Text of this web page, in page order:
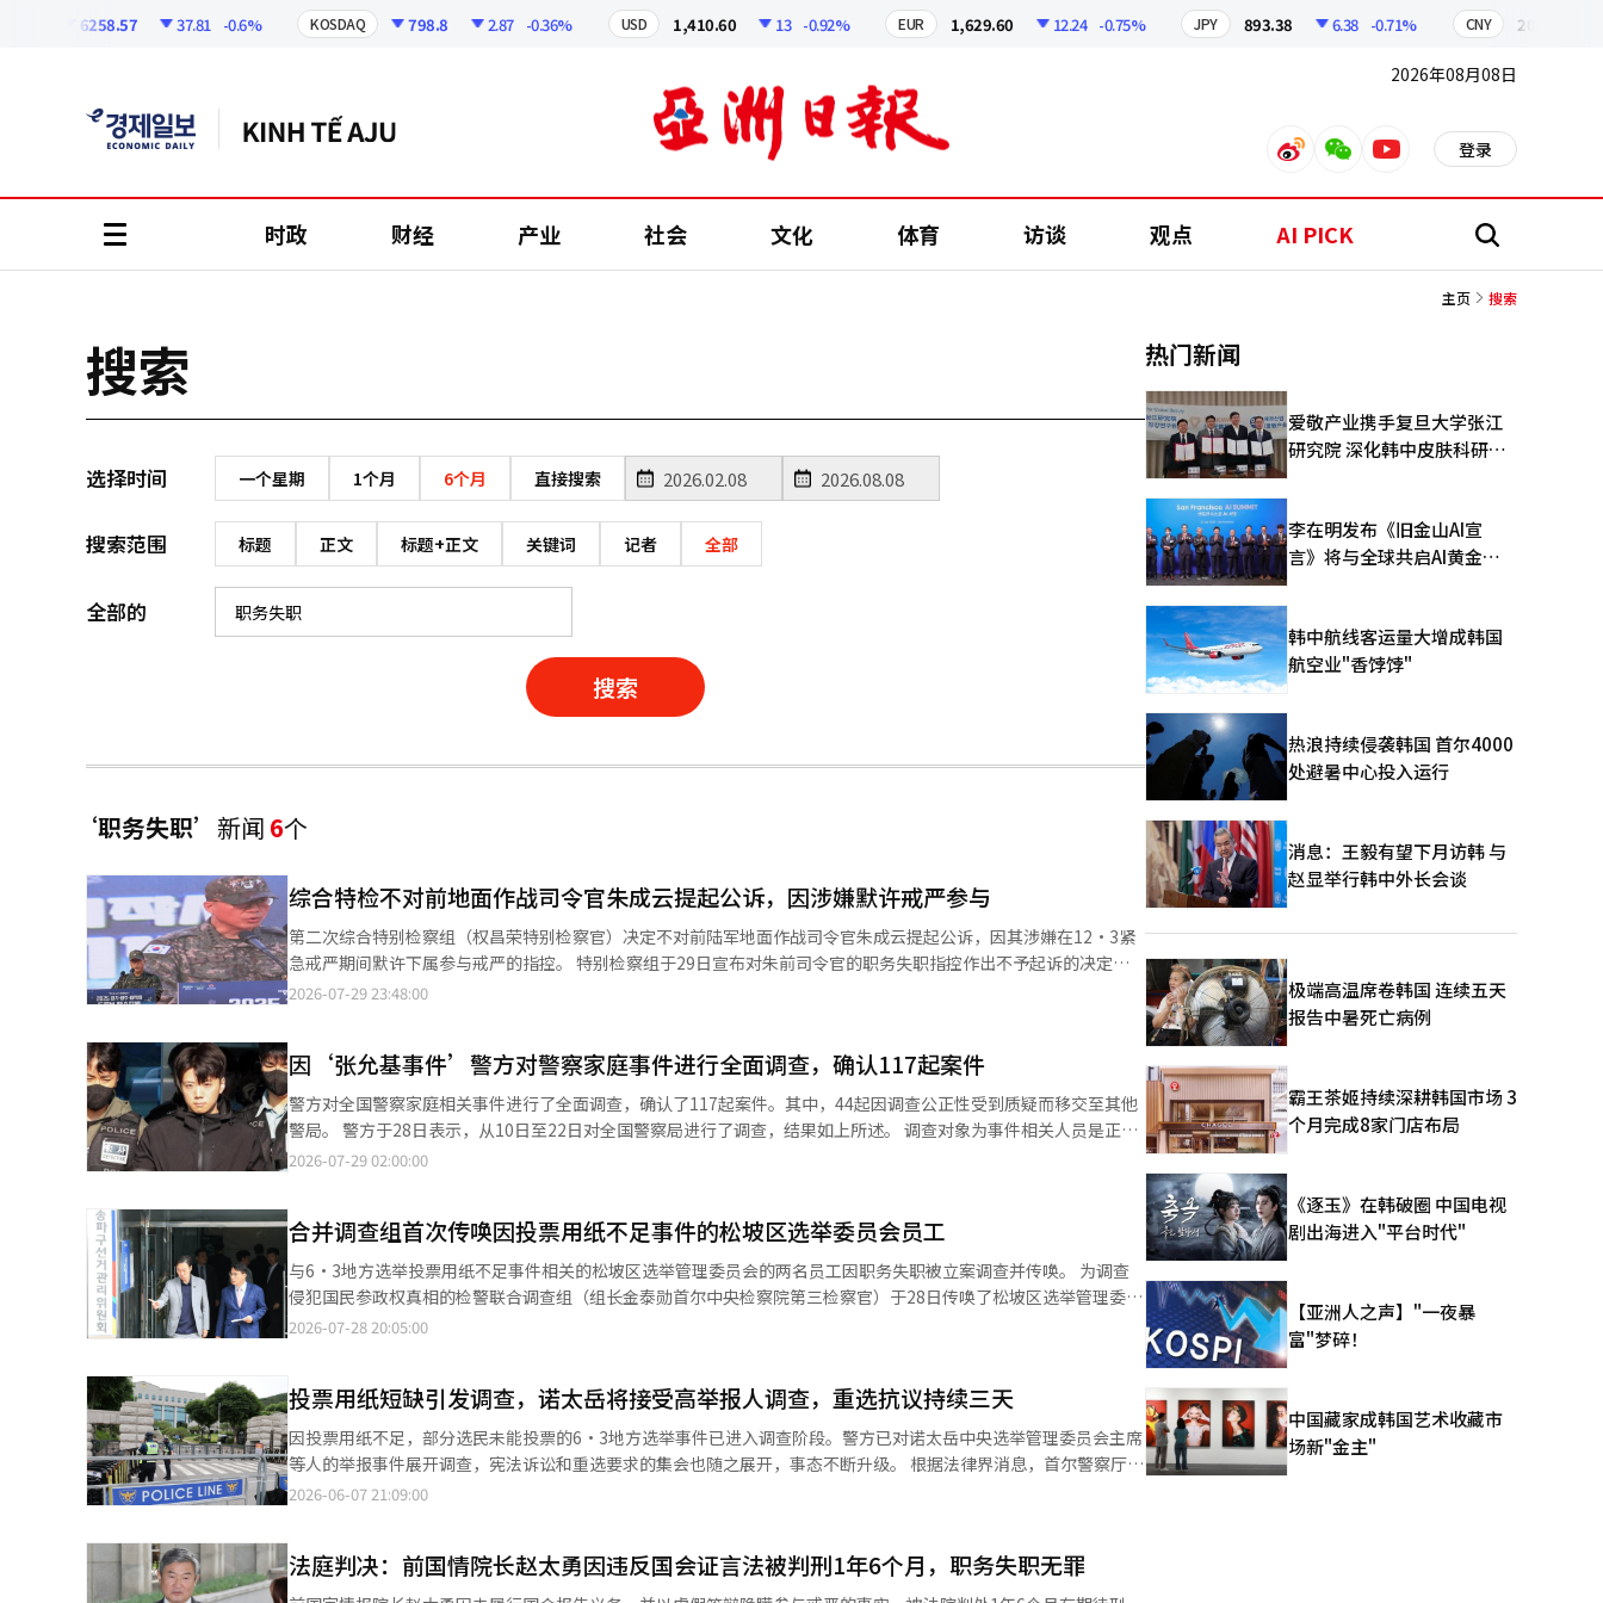
6258.57 37.81 -0.6% KOSDAQ 798.8 2.87 -0.36% USD 1,410.60 13 -0.92% EUR 1,629.60 12.24 -0.75% JPY 893.38 6.38 -0.71% CNY 209.17
2026年08月08日
weiboweixinyoutube 登录
时政 财经 产业 社会 文化 体育 访谈 观点 AI PICK 搜
主页 搜索
搜索
选择时间 一个星期 1个月 6个月 直接搜索
搜索范围 标题 正文 标题+正文 关键词 记者 全部
全部的
搜索
‘职务失职’ 新闻 6个
综合特检不对前地面作战司令官朱成云提起公诉，因涉嫌默许戒严参与
第二次综合特别检察组（权昌荣特别检察官）决定不对前陆军地面作战司令官朱成云提起公诉，因其涉嫌在12·3紧
急戒严期间默许下属参与戒严的指控。 特别检察组于29日宣布对朱前司令官的职务失职指控作出不予起诉的决定，
具体的处理理由未予公开。 朱前司令官在紧急戒严期间担任陆军第一军团长，曾被指控事先知晓或默许其直属下属具
假，待命于京畿道成南市的情报司部队。 国防部基于朱前司令官与具前旅长的联系，于今年2月将其排除在职务之外
并请求调查。随后，国防部认为朱前司令官未劝阻具前旅长参与戒严的行为违反了诚实义务，并于本月对其处以两个
月的停职处分。 根据规定，未能在一定期限内获得职务的将被退役，朱前司令官于本月14日离开军队。※ 本报道经
人工智能（AI）系统翻译与编辑。
2026-07-29 23:48:00
因‘张允基事件’警方对警察家庭事件进行全面调查，确认117起案件
警方对全国警察家庭相关事件进行了全面调查，确认了117起案件。其中，44起因调查公正性受到质疑而移交至其他
警局。 警方于28日表示，从10日至22日对全国警察局进行了调查，结果如上所述。 调查对象为事件相关人员是正在
调查或立案前调查的警察局中警察的配偶或直系亲属的情况。 即使该警察目前不在相关警局工作，但如果在过去三年
警察厅负责，而非基层警局。 此次全面调查是因光州高中生杀人案被告张允基的父亲为现职警察的事实被披露，以及
在案件调查过程中出现的失职、隐瞒及警察内部勾结的疑虑而采取的后续措施。 负责张允基案件的光州光山区警察局
前调查组长朴某因涉嫌证据毁灭、职务失职、泄露公务机密、滥用职权等罪名被逮捕。检察院于24日延长了朴某的拘
留期限十天，以继续调查。最终的罪名将由今后的审判决定。 警方在此事件后启动了全国范围的检查，以防止警察及
其家庭相关事件中的利益冲突。代理警察厅长柳在成于10日就张允基事件向公众道歉，并表示将推动警察调查的改革
所工作的A警官立案。A警官因知晓其十几岁的儿子非法拍摄教师的事实而销毁手机等证据物品。警方正在对此事件进
行正式调查。 警方计划根据此次调查结果，制定能够对警察家庭相关事件进行常态化管理的运营方案。 警方相关人
士表示：“我们将根据全面调查结果，制定能够对警察家庭事件进行常态化管理的运营方案。”※ 本报道经人工智能
（AI）系统翻译与编辑。
2026-07-29 02:00:00
合并调查组首次传唤因投票用纸不足事件的松坡区选举委员会员工
与6·3地方选举投票用纸不足事件相关的松坡区选举管理委员会的两名员工因职务失职被立案调查并传唤。 为调查
侵犯国民参政权真相的检警联合调查组（组长金泰勋首尔中央检察院第三检察官）于28日传唤了松坡区选举管理委员
会的选举负责人A某和选举一科长B某，以职务失职嫌疑的身份进行调查。 A某等人被指控在特定投票站可能发生投票
查。 此前，联合调查组已对被举报的选举委员会相关人员以嫌疑人身份进行了调查。 联合调查组还发现松坡区选举
管理委员会下属投票站存在同一投票纸序列号重复记录的情况，并正在进行调查。 当天还计划对前中央选举委员会委
员长罗泰岳等人的“出国公干嫌疑”进行两名中央选举委员会相关人员的证人调查。 与“投票率等统计数据造假事
件”相关的中央选举委员会服务器的搜查也在继续进行中。 联合调查组发现，在上次地方选举中，负责地区投票站管
理的选举委员会实务人员为掩盖投票人数输入错误，擅自修改了选举管理系统的统计数据。 他们在发生输入错误时，
23日起对京畿道果川市中央选举委员会及松坡区、江南区、西大门区选举委员会等进行了搜查，以获取相关资料。※
本报道经人工智能（AI）系统翻译与编辑。
2026-07-28 20:05:00
投票用纸短缺引发调查，诺太岳将接受高举报人调查，重选抗议持续三天
因投票用纸不足，部分选民未能投票的6·3地方选举事件已进入调查阶段。警方已对诺太岳中央选举管理委员会主席
等人的举报事件展开调查，宪法诉讼和重选要求的集会也随之展开，事态不断升级。 根据法律界消息，首尔警察厅广
域调查队将于8日早上9时30分开始对市民生活对策委员会（市民委）相关人员进行诺主席等人的举报人调查。 市民
治民主化无穷花俱乐部等六个团体通过国民信箱向警方国家调查总部提交了举报材料。这些团体将中央选举委员会的
八名委员全部列为举报对象。 警方目前正集中进行法律审查。由于投票用纸不足的情况较为罕见，警方正在研究相关
2026-06-07 21:09:00
法庭判决：前国情院长赵太勇因违反国会证言法被判刑1年6个月，职务失职无罪
热门新闻
爱敬产业携手复旦大学张江
研究院 深化韩中皮肤科研合
李在明发布《旧金山AI宣
言》将与全球共启AI黄金时
韩中航线客运量大增成韩国
航空业"香饽饽"
热浪持续侵袭韩国 首尔4000
处避暑中心投入运行
消息：王毅有望下月访韩 与
赵显举行韩中外长会谈
极端高温席卷韩国 连续五天
报告中暑死亡病例
霸王茶姬持续深耕韩国市场 3
个月完成8家门店布局
《逐玉》在韩破圈 中国电视
剧出海进入"平台时代"
【亚洲人之声】"一夜暴
富"梦碎！
中国藏家成韩国艺术收藏市
场新"金主"